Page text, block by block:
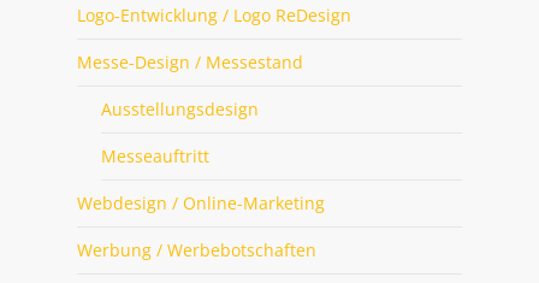
Logo-Entwicklung / Logo ReDesign
Messe-Design / Messestand
Ausstellungsdesign
Messeauftritt
Webdesign / Online-Marketing
Werbung / Werbebotschaften